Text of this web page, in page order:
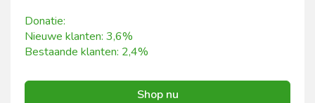
Donatie:
Nieuwe klanten: 3,6%
Bestaande klanten: 2,4%
Shop nu